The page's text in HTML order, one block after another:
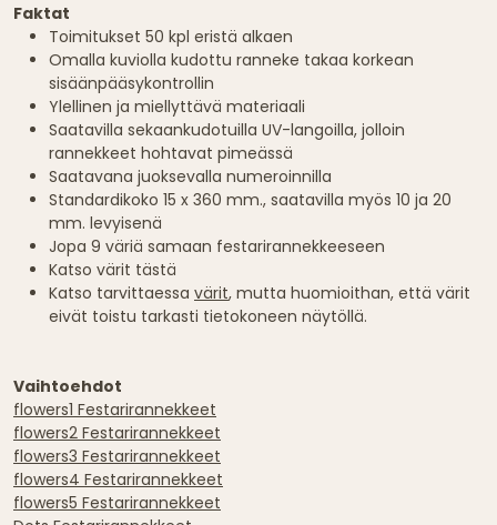
Faktat
Toimitukset 50 kpl eristä alkaen
Omalla kuviolla kudottu ranneke takaa korkean
sisäänpääsykontrollin
Ylellinen ja miellyttävä materiaali
Saatavilla sekaankudotuilla UV-langoilla, jolloin
rannekkeet hohtavat pimeässä
Saatavana juoksevalla numeroinnilla
Standardikoko 15 x 360 mm., saatavilla myös 10 ja 20
mm. levyisenä
Jopa 9 väriä samaan festarirannekkeeseen
Katso värit tästä
Katso tarvittaessa värit, mutta huomioithan, että värit
eivät toistu tarkasti tietokoneen näytöllä.
Vaihtoehdot
flowers1 Festarirannekkeet
flowers2 Festarirannekkeet
flowers3 Festarirannekkeet
flowers4 Festarirannekkeet
flowers5 Festarirannekkeet